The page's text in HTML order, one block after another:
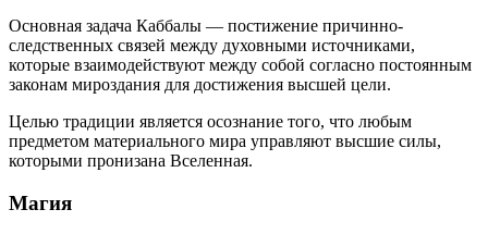
Основная задача Каббалы — постижение причинно-
следственных связей между духовными источниками,
которые взаимодействуют между собой согласно постоянным
законам мироздания для достижения высшей цели.
Целью традиции является осознание того, что любым
предметом материального мира управляют высшие силы,
которыми пронизана Вселенная.
Магия